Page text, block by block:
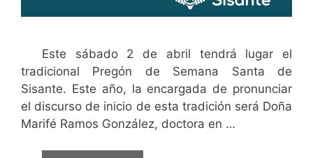
Este sábado 2 de abril tendrá lugar el
tradicional Pregón de Semana Santa de
Sisante. Este año, la encargada de pronunciar
el discurso de inicio de esta tradición será Doña
Marifé Ramos González, doctora en …